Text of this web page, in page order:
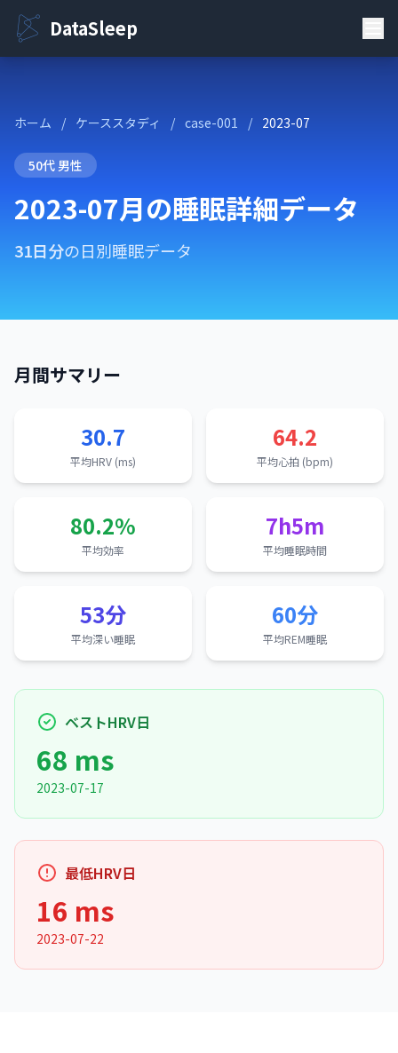
DataSleep
ホーム / ケーススタディ / case-001 / 2023-07
50代 男性
2023-07月の睡眠詳細データ
31日分の日別睡眠データ
月間サマリー
30.7
平均HRV (ms)
64.2
平均心拍 (bpm)
80.2%
平均効率
7h5m
平均睡眠時間
53分
平均深い睡眠
60分
平均REM睡眠
ベストHRV日
68 ms
2023-07-17
最低HRV日
16 ms
2023-07-22